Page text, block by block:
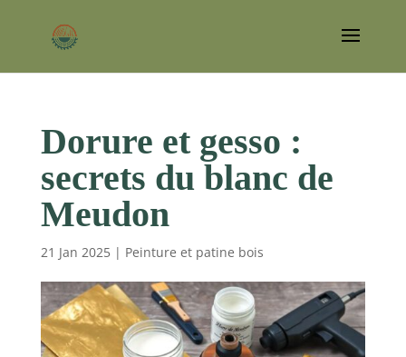
Dorure et gesso :
secrets du blanc de
Meudon
21 Jan 2025| Peinture et patine bois